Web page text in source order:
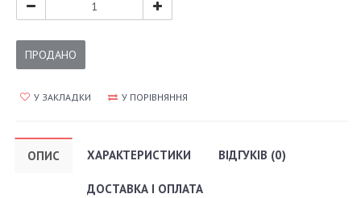
ПРОДАНО
У ЗАКЛАДКИ У ПОРІВНЯННЯ
ОПИС ХАРАКТЕРИСТИКИ ВІДГУКІВ (0)
ДОСТАВКА І ОПЛАТА